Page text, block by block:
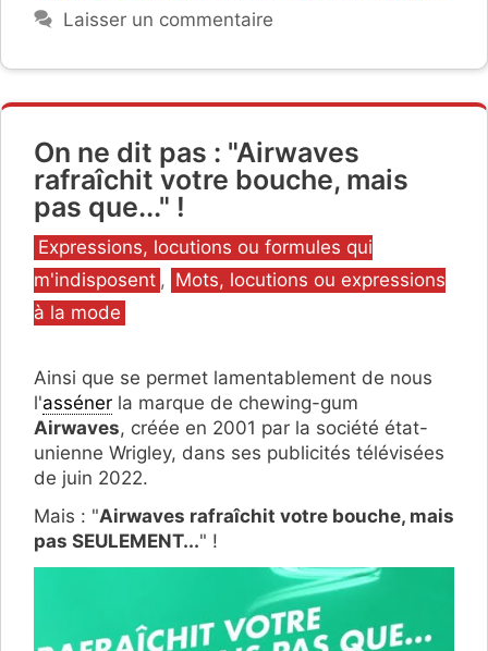
Laisser un commentaire
On ne dit pas : "Airwaves
rafraîchit votre bouche, mais
pas que..." !
Catégories
Expressions, locutions ou formules qui
m'indisposent , Mots, locutions ou expressions
à la mode
Ainsi que se permet lamentablement de nous
l'asséner la marque de chewing-gum
Airwaves, créée en 2001 par la société état-
unienne Wrigley, dans ses publicités télévisées
de juin 2022.
Mais : "Airwaves rafraîchit votre bouche, mais
pas SEULEMENT..." !